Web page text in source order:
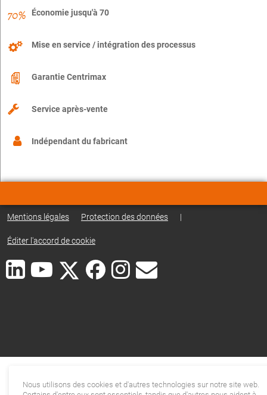
Économie jusqu'à 70
Mise en service / intégration des processus
Garantie Centrimax
Service après-vente
Indépendant du fabricant
Mentions légales Protection des données |
Éditer l'accord de cookie
Nous utilisons des cookies et d'autres technologies sur notre site web.